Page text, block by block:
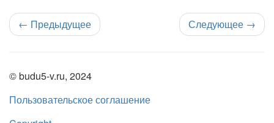
← Предыдущее Следующее →
© budu5-v.ru, 2024
Пользовательское соглашение